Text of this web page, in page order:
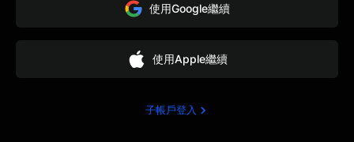
使用Google繼續
使用Apple繼續
子帳戶登入